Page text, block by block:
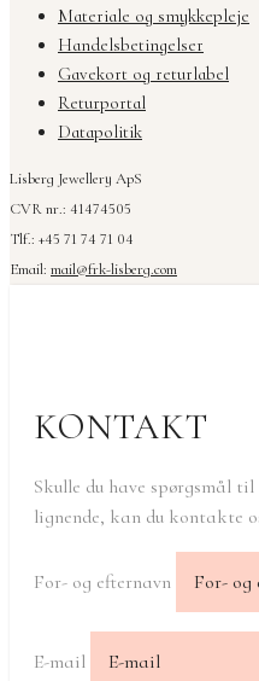
Materiale og smykkepleje
Handelsbetingelser
Gavekort og returlabel
Returportal
Datapolitik
Lisberg Jewellery ApS
CVR nr.: 41474505
Tlf.: +45 71 74 71 04
Email: mail@frk-lisberg.com
KONTAKT
Skulle du have spørgsmål
lignende, kan du kontakte
For- og efternavn
E-mail